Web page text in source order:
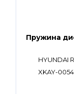
Пружина
HYUNDAI
XKAY-